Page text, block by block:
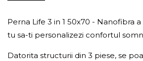
Perna Life 3 in 1 50x70 - Nanofibra
tu sa-ti personalizezi confortul
Datorita structurii din 3 piese, se